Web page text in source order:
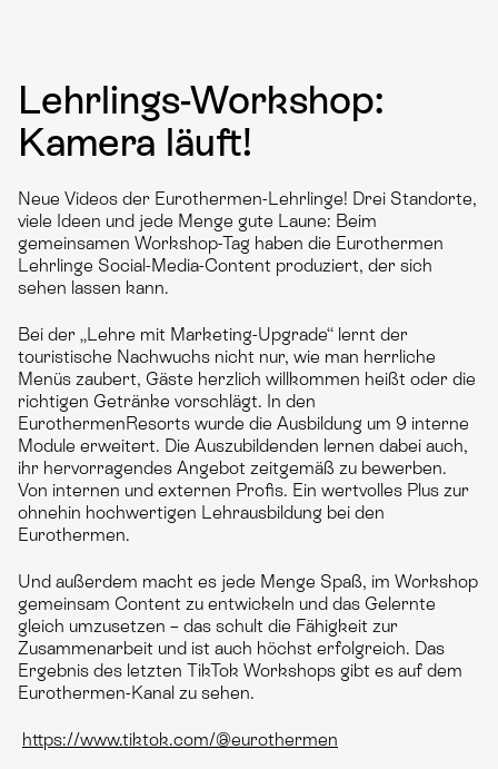
Lehrlings-Workshop:
Kamera läuft!
Neue Videos der Eurothermen-Lehrlinge! Drei Standorte,
viele Ideen und jede Menge gute Laune: Beim
gemeinsamen Workshop-Tag haben die Eurothermen
Lehrlinge Social-Media-Content produziert, der sich
sehen lassen kann.
Bei der „Lehre mit Marketing-Upgrade“ lernt der
touristische Nachwuchs nicht nur, wie man herrliche
Menüs zaubert, Gäste herzlich willkommen heißt oder die
richtigen Getränke vorschlägt. In den
EurothermenResorts wurde die Ausbildung um 9 interne
Module erweitert. Die Auszubildenden lernen dabei auch,
ihr hervorragendes Angebot zeitgemäß zu bewerben.
Von internen und externen Profis. Ein wertvolles Plus zur
ohnehin hochwertigen Lehrausbildung bei den
Eurothermen.
Und außerdem macht es jede Menge Spaß, im Workshop
gemeinsam Content zu entwickeln und das Gelernte
gleich umzusetzen – das schult die Fähigkeit zur
Zusammenarbeit und ist auch höchst erfolgreich. Das
Ergebnis des letzten TikTok Workshops gibt es auf dem
Eurothermen-Kanal zu sehen.
https://www.tiktok.com/@eurothermen